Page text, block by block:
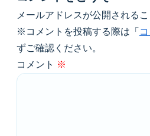
メールアドレスが公開されるこ
※コメントを投稿する際は「
ずご確認ください。
コメント ※